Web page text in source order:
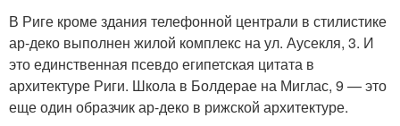
В Риге кроме здания телефонной централи в стилистике
ар-деко выполнен жилой комплекс на ул. Аусекля, 3. И
это единственная псевдо египетская цитата в
архитектуре Риги. Школа в Болдерае на Миглас, 9 — это
еще один образчик ар-деко в рижской архитектуре.